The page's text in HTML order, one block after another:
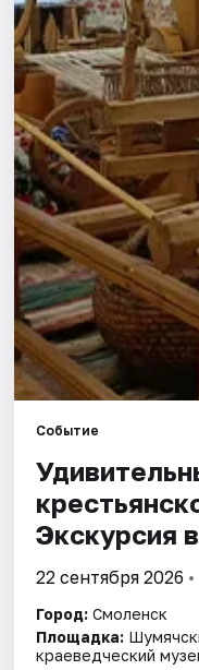
Города
Площадки
Артисты
Рейтинги
Событие
Экскурсия
22 сентября 2026
Город: Смоленск
Площадка:
краеведческий